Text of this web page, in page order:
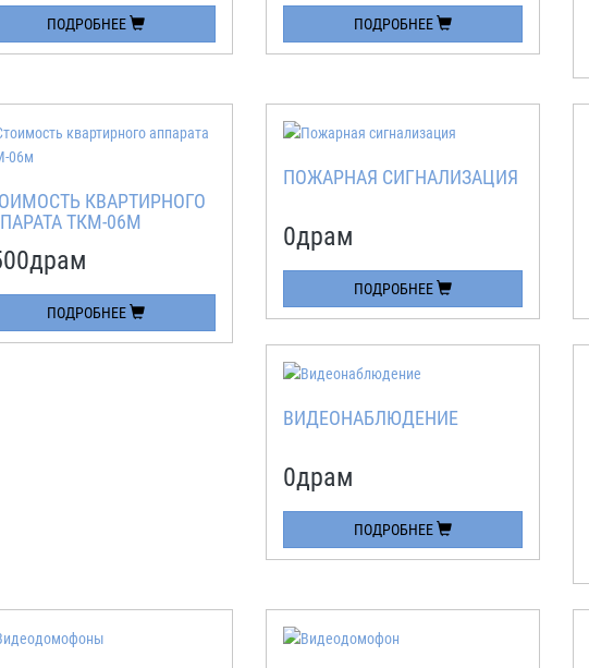
ПОДРОБНЕЕ ПОДРОБНЕЕ
КВАРТИРНОГО
ТКМ-06М
драм
ПОДРОБНЕЕ
ПОЖАРНАЯ СИГНАЛИЗАЦИЯ
0драм
ПОДРОБНЕЕ
ВИДЕОНАБЛЮДЕНИЕ
0драм
ПОДРОБНЕЕ